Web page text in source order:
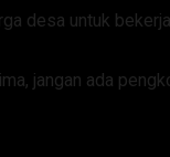
desa untuk
jangan ada